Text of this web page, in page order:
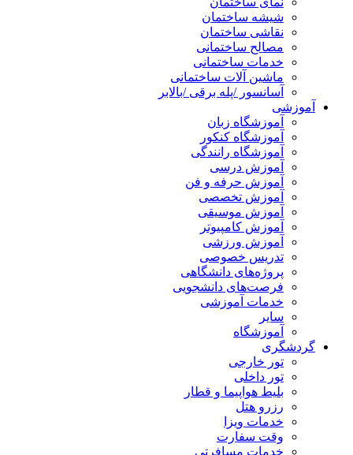
شیشه ساختمان
نقاشی ساختمان
مصالح ساختمانی
خدمات ساختمانی
ماشین آلات ساختمانی
آسانسور /پله برقی /بالابر
آموزشی
آموزشگاه زبان
آموزشگاه کنکور
آموزشگاه رانندگی
آموزش درسی
آموزش حرفه و فن
آموزش تخصصی
آموزش موسیقی
آموزش کامپیوتر
آموزش ورزشی
تدریس خصوصی
پروژه‌های دانشگاهی
فرصت‌های دانشجویی
خدمات آموزشی
سایر
آموزشگاه
گردشگری
تور خارجی
تور داخلی
بلیط هواپیما و قطار
رزرو هتل
خدمات ویزا
وقت سفارت
خدمات مسافرتی